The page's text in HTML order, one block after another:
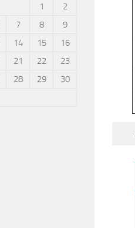
1
2
7 8
9
14 15
16
21 22
23
28 29
30